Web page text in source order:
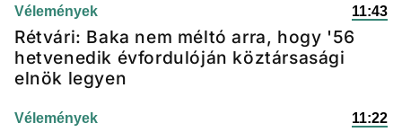
Vélemények 11:43
Rétvári: Baka nem méltó arra, hogy '56
hetvenedik évfordulóján köztársasági
elnök legyen
Vélemények 11:22